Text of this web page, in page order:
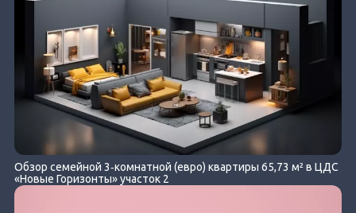
Обзор семейной 3‐комнатной (евро) квартиры 65,73 м² в ЦДС
«Новые Горизонты» участок 2